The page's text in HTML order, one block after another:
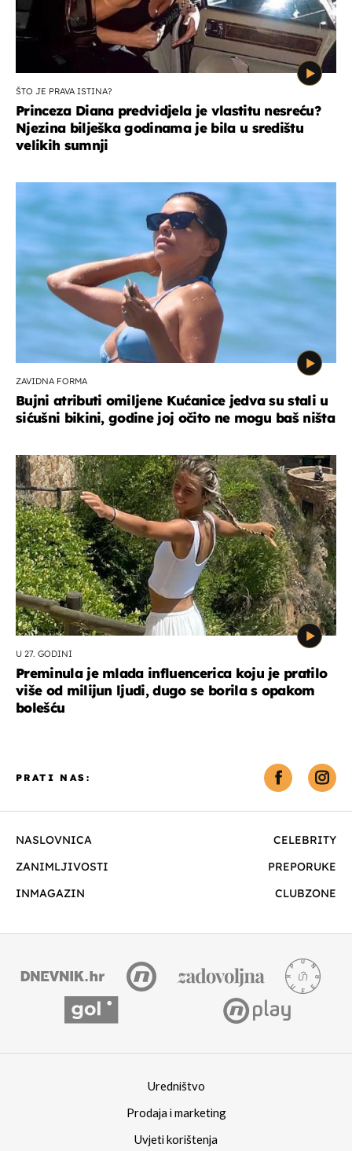
ŠTO JE PRAVA ISTINA?
Princeza Diana predvidjela je vlastitu nesreću?
Njezina bilješka godinama je bila u središtu
velikih sumnji
ZAVIDNA FORMA
Bujni atributi omiljene Kućanice jedva su stali u
sićušni bikini, godine joj očito ne mogu baš ništa
U 27. GODINI
Preminula je mlada influencerica koju je pratilo
više od milijun ljudi, dugo se borila s opakom
bolešću
NASLOVNICA
CELEBRITY
ZANIMLJIVOSTI
PREPORUKE
INMAGAZIN
CLUBZONE
PRATI NAS:
Uredništvo
Prodaja i marketing
Uvjeti korištenja